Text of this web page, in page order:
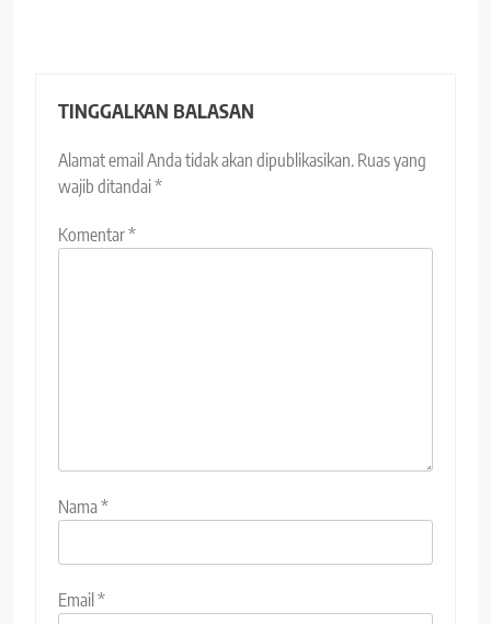
TINGGALKAN BALASAN
Alamat email Anda tidak akan dipublikasikan. Ruas yang
wajib ditandai*
Komentar*
Nama*
Email*